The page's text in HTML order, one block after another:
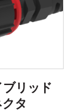
ブリッド
タ